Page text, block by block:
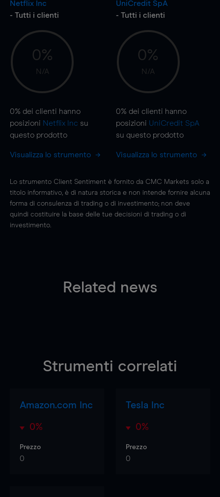
Netflix Inc
- Tutti i clienti
0%
N/A
0% dei clienti hanno
posizioni Netflix Inc su
questo prodotto
Visualizza lo strumento
UniCredit SpA
- Tutti i clienti
0%
N/A
0% dei clienti hanno
posizioni UniCredit SpA
su questo prodotto
Visualizza lo strumento
Lo strumento Client Sentiment è fornito da CMC Markets solo a
titolo informativo, è di natura storica e non intende fornire alcuna
forma di consulenza di trading o di investimento; non deve
quindi costituire la base delle tue decisioni di trading o di
investimento.
Related news
Strumenti correlati
Amazon.com Inc
0%
Prezzo
0
Tesla Inc
0%
Prezzo
0